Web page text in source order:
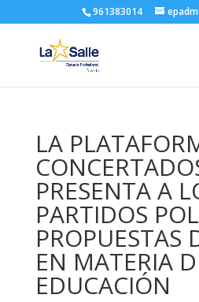
961383014
LA
PRESENTA A
PARTIDOS
PROPUESTAS
EN MATERIA
EDUCACIÓN